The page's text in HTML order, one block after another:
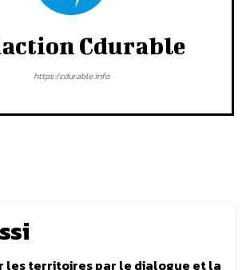
Cdurable
https:/cdurable.info
les territoires par le dialogue et la